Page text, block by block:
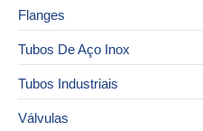
Flanges
Tubos De Aço Inox
Tubos Industriais
Válvulas